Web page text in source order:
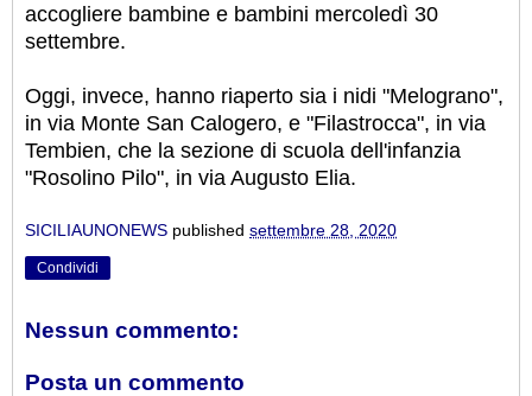
accogliere bambine e bambini mercoledì 30
settembre.
Oggi, invece, hanno riaperto sia i nidi "Melograno",
in via Monte San Calogero, e "Filastrocca", in via
Tembien, che la sezione di scuola dell'infanzia
"Rosolino Pilo", in via Augusto Elia.
SICILIAUNONEWS published settembre 28, 2020
Condividi
Nessun commento:
Posta un commento